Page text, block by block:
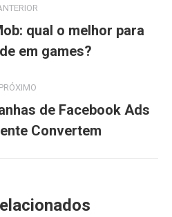
Post
anterior:
qual o melhor para
em games?
PRÓXIMO
Próximo
post:
de Facebook Ads
Convertem